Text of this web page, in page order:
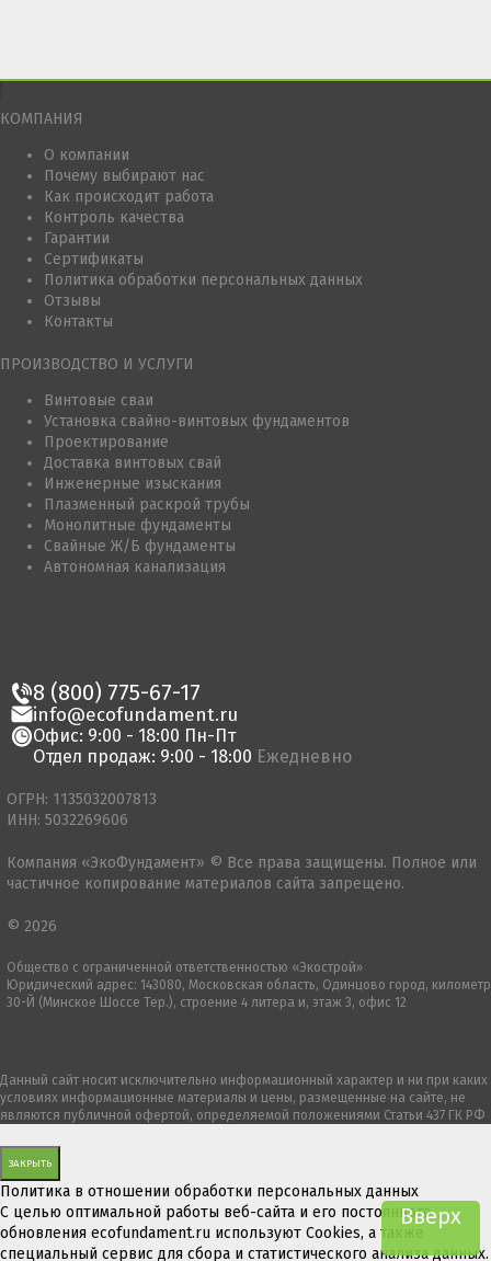
КОМПАНИЯ
О компании
Почему выбирают нас
Как происходит работа
Контроль качества
Гарантии
Сертификаты
Политика обработки персональных данных
Отзывы
Контакты
ПРОИЗВОДСТВО И УСЛУГИ
Винтовые сваи
Установка свайно-винтовых фундаментов
Проектирование
Доставка винтовых свай
Инженерные изыскания
Плазменный раскрой трубы
Монолитные фундаменты
Свайные Ж/Б фундаменты
Автономная канализация
8 (800) 775-67-17
info@ecofundament.ru
Офис: 9:00 - 18:00 Пн-Пт
Отдел продаж: 9:00 - 18:00 Ежедневно
Общество с ограниченной ответственностью «Экострой»
Юридический адрес: 143080, Московская область, Одинцово город, километр
30-Й (Минское Шоссе Тер.), строение 4 литера и, этаж 3, офис 12
ОГРН: 1135032007813
ИНН: 5032269606
Компания «ЭкоФундамент» © Все права защищены. Полное или
частичное копирование материалов сайта запрещено.
© 2026
Данный сайт носит исключительно информационный характер и ни при каких
условиях информационные материалы и цены, размещенные на сайте, не
являются публичной офертой, определяемой положениями Статьи 437 ГК РФ
Вверх
ЗАКРЫТЬ
Политика в отношении обработки персональных данных
С целью оптимальной работы веб-сайта и его постоянного
обновления ecofundament.ru используют Cookies, а также
специальный сервис для сбора и статистического анализа данных.